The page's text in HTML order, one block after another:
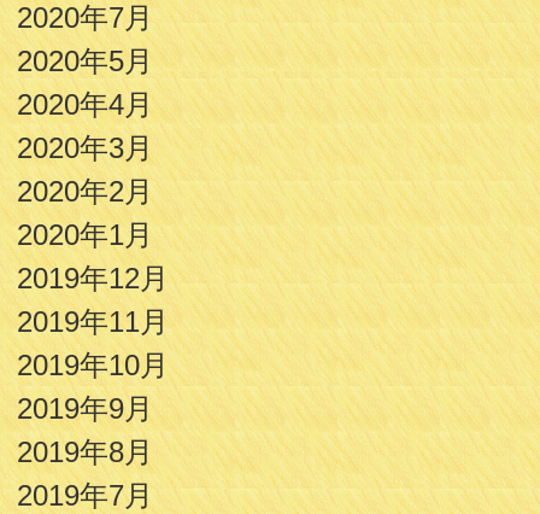
2020年7月
2020年5月
2020年4月
2020年3月
2020年2月
2020年1月
2019年12月
2019年11月
2019年10月
2019年9月
2019年8月
2019年7月